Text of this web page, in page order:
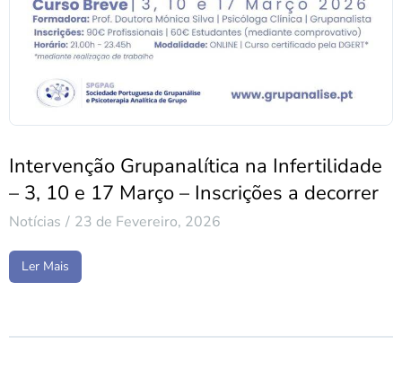
Intervenção Grupanalítica na Infertilidade
– 3, 10 e 17 Março – Inscrições a decorrer
Notícias 23 de Fevereiro, 2026
Ler Mais